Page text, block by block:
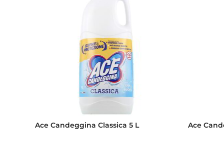
Ace Candeggina Classica 5 L Ace